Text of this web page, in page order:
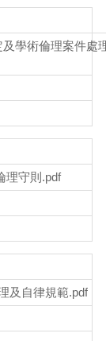
學術倫理案件處
理守則.pdf
及自律規範.pdf